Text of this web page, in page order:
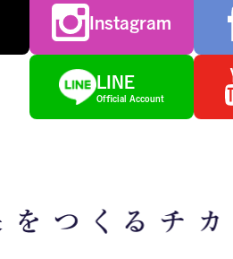
Instagram
LINE
Official Account